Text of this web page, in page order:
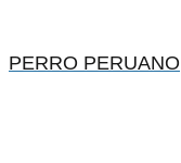
PERRO PERUANO